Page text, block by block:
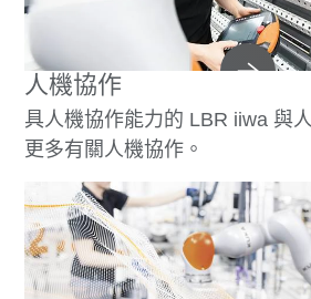
人機協作
具人機協作能力的 LBR iiwa 與
更多有關人機協作。